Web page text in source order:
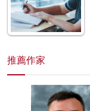
推薦作家